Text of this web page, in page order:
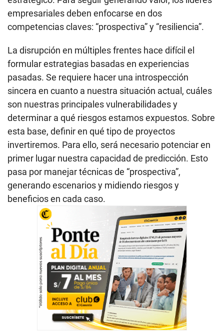
empresariales deben enfocarse en dos
competencias claves: “prospectiva” y “resiliencia”.
La disrupción en múltiples frentes hace difícil el
formular estrategias basadas en experiencias
pasadas. Se requiere hacer una introspección
sincera en cuanto a nuestra situación actual, cuáles
son nuestras principales vulnerabilidades y
determinar a qué riesgos estamos expuestos. Sobre
esta base, definir en qué tipo de proyectos
invertiremos. Para ello, será necesario potenciar en
primer lugar nuestra capacidad de predicción. Esto
pasa por manejar técnicas de “prospectiva”,
generando escenarios y midiendo riesgos y
beneficios en cada caso.